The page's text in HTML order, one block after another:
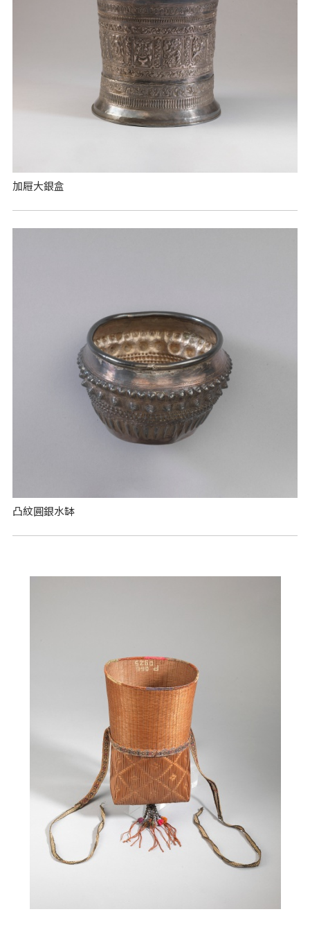
加屜大銀盒
凸紋圓銀水缽